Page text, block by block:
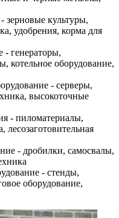
зерновые культуры,
удобрения, корма для
- генераторы,
котельное оборудование,
- серверы,
высокоточные
- пиломатериалы,
лесозаготовительная
- дробилки, самосвалы,
- стенды,
оборудование,